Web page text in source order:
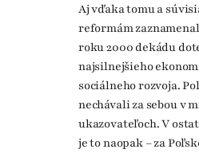
Aj vďaka tomu a
reformám
roku 2000 dekádu
najsilnejšieho
sociálneho rozvoja.
nechávali za sebou v
ukazovateľoch. V
je to naopak – za